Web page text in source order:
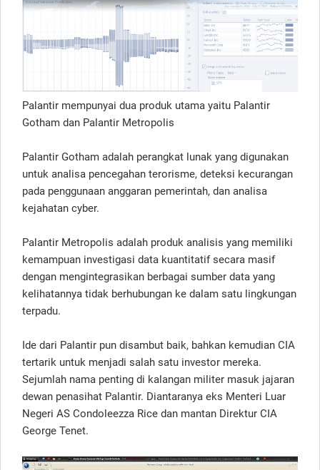
Palantir mempunyai dua produk utama yaitu Palantir
Gotham dan Palantir Metropolis
Palantir Gotham adalah perangkat lunak yang digunakan
untuk analisa pencegahan terorisme, deteksi kecurangan
pada penggunaan anggaran pemerintah, dan analisa
kejahatan cyber.
Palantir Metropolis adalah produk analisis yang memiliki
kemampuan investigasi data kuantitatif secara masif
dengan mengintegrasikan berbagai sumber data yang
kelihatannya tidak berhubungan ke dalam satu lingkungan
terpadu.
Ide dari Palantir pun disambut baik, bahkan kemudian CIA
tertarik untuk menjadi salah satu investor mereka.
Sejumlah nama penting di kalangan militer masuk jajaran
dewan penasihat Palantir. Diantaranya eks Menteri Luar
Negeri AS Condoleezza Rice dan mantan Direktur CIA
George Tenet.